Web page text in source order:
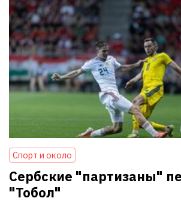
Спорт и около
Сербские "партизаны"
"Тобол"